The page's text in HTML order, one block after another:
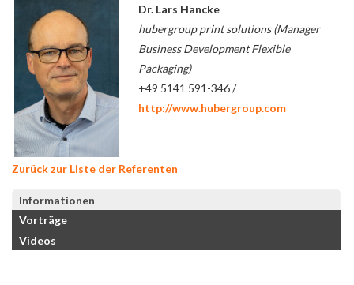
Dr. Lars Hancke
hubergroup print solutions (Manager
Business Development Flexible
Packaging)
+49 5141 591-346 /
http://www.hubergroup.com
Zurück zur Liste der Referenten
Informationen
Vorträge
Videos